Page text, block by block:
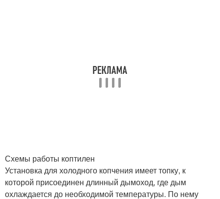
Схемы работы коптилен
Установка для холодного копчения имеет топку, к
которой присоединен длинный дымоход, где дым
охлаждается до необходимой температуры. По нему